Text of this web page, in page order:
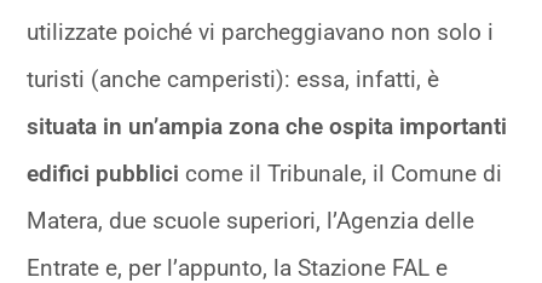
utilizzate poiché vi parcheggiavano non solo i
turisti (anche camperisti): essa, infatti, è
situata in un’ampia zona che ospita importanti
edifici pubblici come il Tribunale, il Comune di
Matera, due scuole superiori, l’Agenzia delle
Entrate e, per l’appunto, la Stazione FAL e